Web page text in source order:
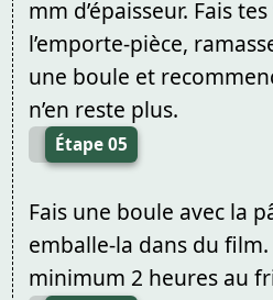
mm d’épaisseur. Fais
l’emporte-pièce,
une boule et
n’en reste plus.
Étape 05
Fais une boule avec la
emballe-la dans du
minimum 2 heures au